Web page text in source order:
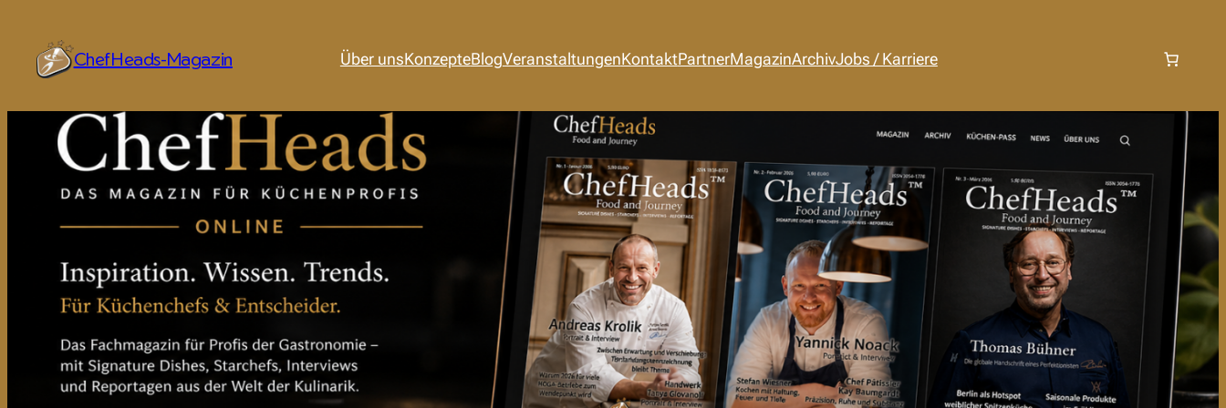
ChefHeads-Magazin Über unsKonzepteBlogVeranstaltungenKontaktPartnerMagazinArchivJobs / Karriere